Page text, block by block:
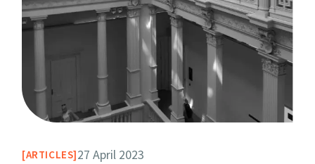
ARTICLES 27 April 2023